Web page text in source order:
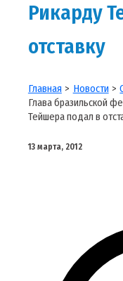
Рикарду
отставку
Главная Новости
Глава бразильской
Тейшера подал в
13 марта, 2012